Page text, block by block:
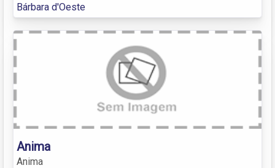
Bárbara d'Oeste
Anima
Anima